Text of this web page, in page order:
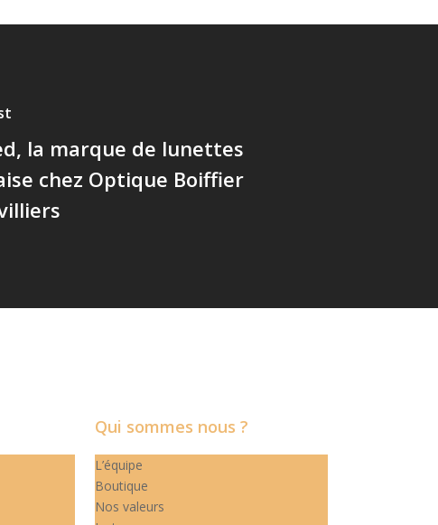
la marque de lunettes
chez Optique Boiffier
Qui sommes nous ?
L’équipe
Boutique
Nos valeurs